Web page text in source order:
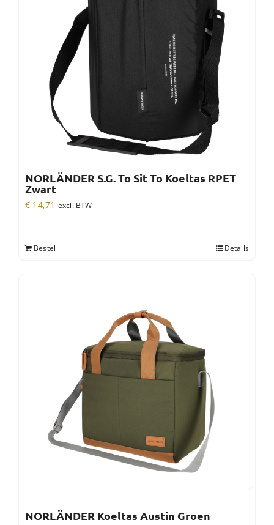
NORLÄNDER S.G. To Sit To Koeltas RPET
Zwart
€ 14,71 excl. BTW
Bestel Details
NORLÄNDER Koeltas Austin Groen